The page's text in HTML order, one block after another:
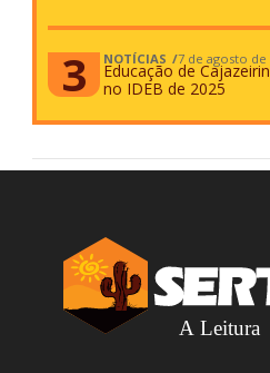
NOTÍCIAS 7 de agosto de
Educação de
no IDEB de 2025